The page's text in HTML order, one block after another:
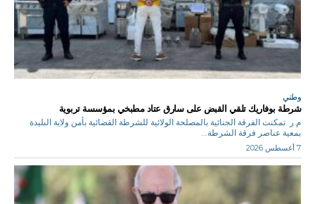
وطني
شرطة بوفاريك تلقي القبض على سارق عتاد مطبخي بمؤسسة تربوية
م.ر تمكنت الفرقة الجنائية بالمصلحة الولائية للشرطة القضائية بأمن ولاية البليدة
بمعية عناصر فرقة الشرطة...
7 أغسطس 2026